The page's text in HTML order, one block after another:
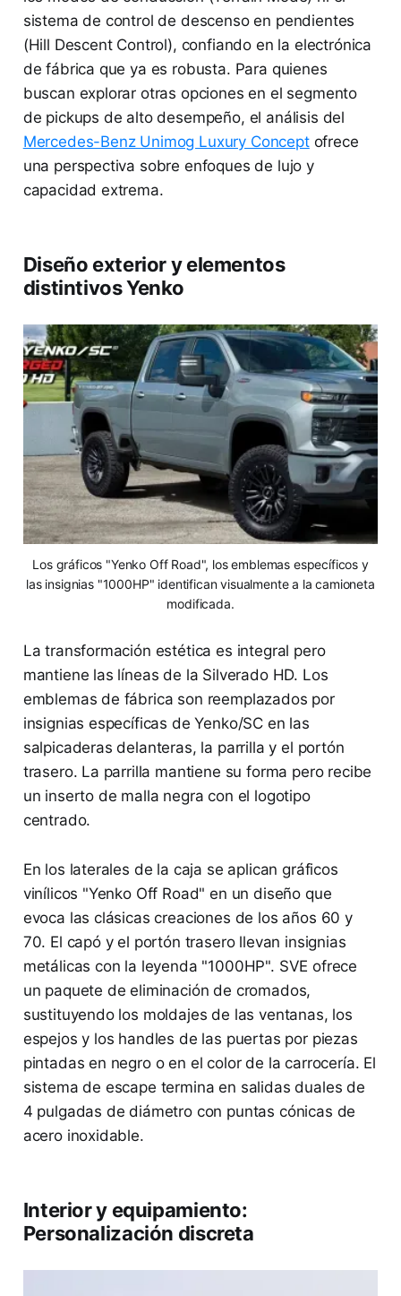
sistema de control de descenso en pendientes
(Hill Descent Control), confiando en la electrónica
de fábrica que ya es robusta. Para quienes
buscan explorar otras opciones en el segmento
de pickups de alto desempeño, el análisis del
Mercedes-Benz Unimog Luxury Conceptofrece
una perspectiva sobre enfoques de lujo y
capacidad extrema.
Diseño exterior y elementos
distintivos Yenko
Los gráficos "Yenko Off Road", los emblemas específicos y
las insignias "1000HP" identifican visualmente a la camioneta
modificada.
La transformación estética es integral pero
mantiene las líneas de la Silverado HD. Los
emblemas de fábrica son reemplazados por
insignias específicas de Yenko/SC en las
salpicaderas delanteras, la parrilla y el portón
trasero. La parrilla mantiene su forma pero recibe
un inserto de malla negra con el logotipo
centrado.
En los laterales de la caja se aplican gráficos
vinílicos "Yenko Off Road" en un diseño que
evoca las clásicas creaciones de los años 60 y
70. El capó y el portón trasero llevan insignias
metálicas con la leyenda "1000HP". SVE ofrece
un paquete de eliminación de cromados,
sustituyendo los moldajes de las ventanas, los
espejos y los handles de las puertas por piezas
pintadas en negro o en el color de la carrocería. El
sistema de escape termina en salidas duales de
4 pulgadas de diámetro con puntas cónicas de
acero inoxidable.
Interior y equipamiento:
Personalización discreta